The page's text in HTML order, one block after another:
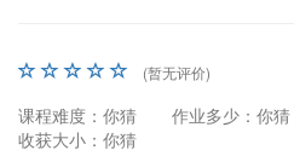
(暂无评价)
课程难度：你猜 作业多少：你猜
收获大小：你猜